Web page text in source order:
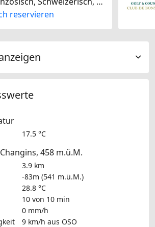
reservieren
17.5 °C
458 m.ü.M.
3.9 km
-83m (541 m.ü.M.)
28.8 °C
10 von 10 min
0 mm/h
9 km/h aus OSO